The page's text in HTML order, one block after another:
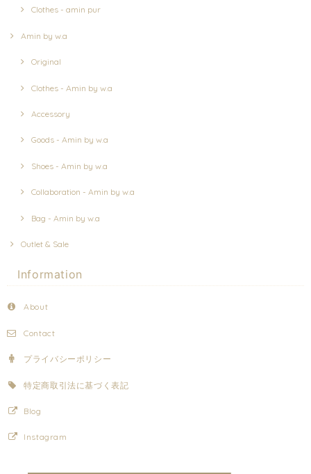
Clothes - amin pur
Amin by w.a
Original
Clothes - Amin by w.a
Accessory
Goods - Amin by w.a
Shoes - Amin by w.a
Collaboration - Amin by w.a
Bag - Amin by w.a
Outlet & Sale
Information
About
Contact
プライバシーポリシー
特定商取引法に基づく表記
Blog
Instagram